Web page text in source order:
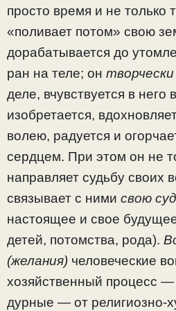
просто время и не только
«поливает потом» свою
дорабатывается до
ран на теле; он
деле, вчувствуется в
изобре­тается,
волею, радуется и
сердцем. При этом он не
направляет судьбу своих
свя­зывает с ними свою
настоящее и свое
детей, потомства, рода).
(желания) человеческие
хозяйствен­ный процесс
дурные — от религиоз­но-